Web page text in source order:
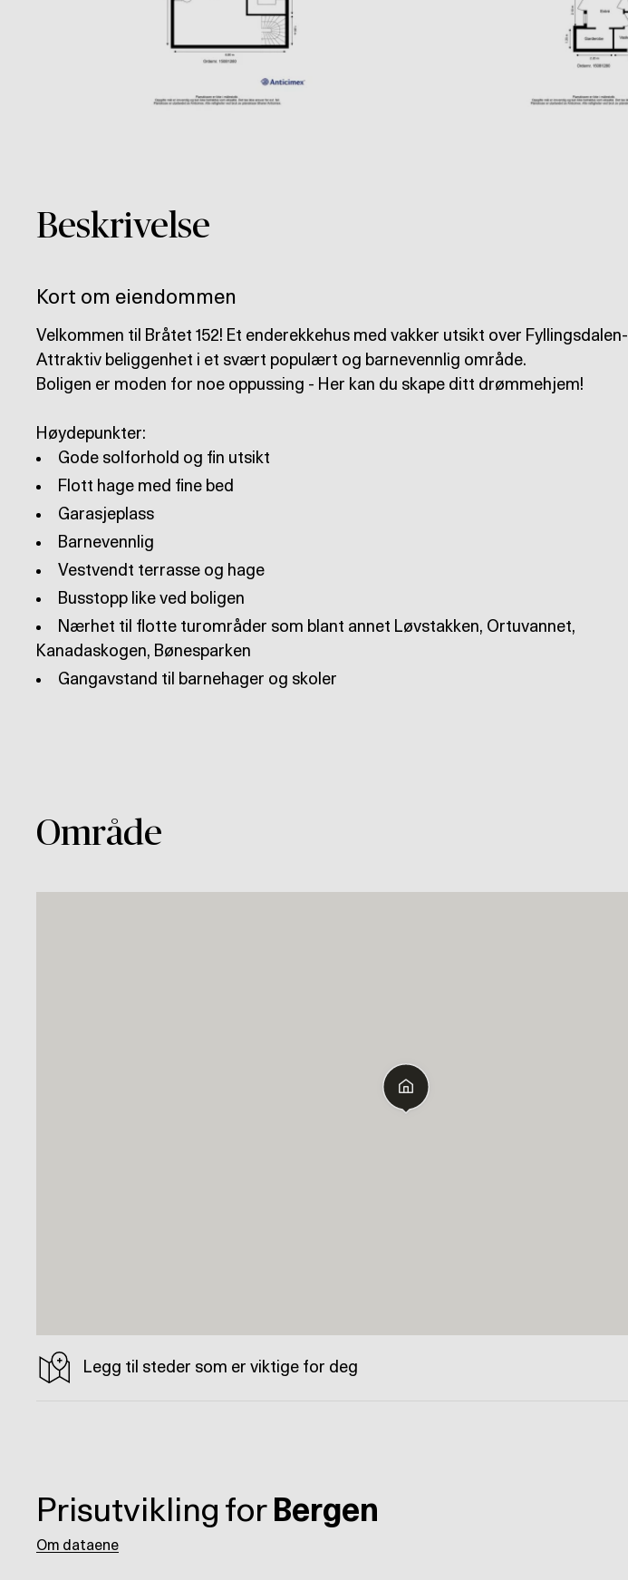
Beskrivelse
Kort om eiendommen
Velkommen til Bråtet 152! Et enderekkehus med vakker utsikt over Fyllingsdalen-
Attraktiv beliggenhet i et svært populært og barnevennlig område.
Boligen er moden for noe oppussing - Her kan du skape ditt drømmehjem!
Nærhet til flotte turområder som blant annet Løvstakken, Ortuvannet,
Gangavstand til barnehager og skoler
Område
Legg til steder som er viktige for deg
Prisutvikling for Bergen
Om dataene